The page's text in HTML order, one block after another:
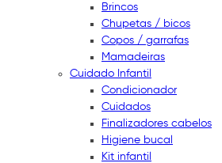
Brincos
Chupetas / bicos
Copos / garrafas
Mamadeiras
Cuidado Infantil
Condicionador
Cuidados
Finalizadores cabelos
Higiene bucal
Kit infantil